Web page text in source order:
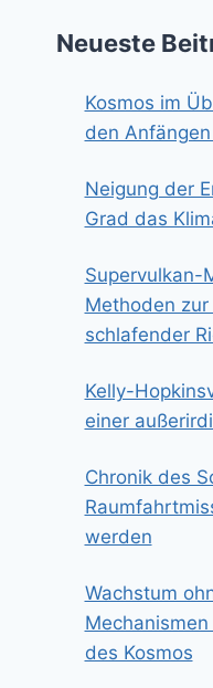
Neueste
Kosmos im
den
Neigung der
Grad das
Supervulkan-
Methoden
schlafender
Kelly-
einer
Chronik des
werden
Wachstum
des Kosmos